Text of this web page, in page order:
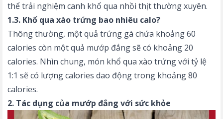
thể trải nghiệm canh khổ qua nhồi thịt thường xuyên.
1.3. Khổ qua xào trứng bao nhiêu calo?
Thông thường, một quả trứng gà chứa khoảng 60
calories còn một quả mướp đắng sẽ có khoảng 20
calories. Nhìn chung, món khổ qua xào trứng với tỷ lệ
1:1 sẽ có lượng calories dao động trong khoảng 80
calories.
2. Tác dụng của mướp đắng với sức khỏe